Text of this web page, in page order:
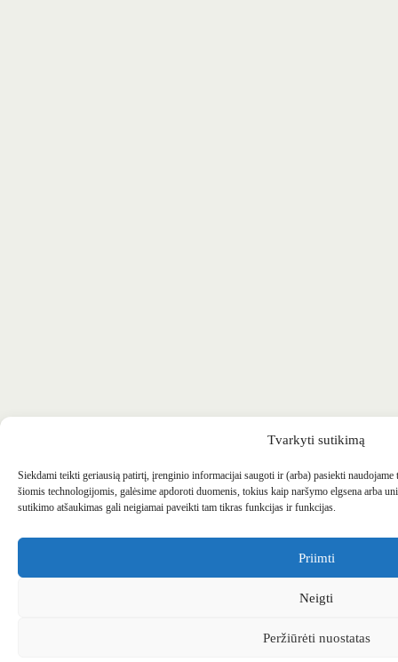
Tvarkyti sutikimą
Siekdami teikti geriausią patirtį, įrenginio informacijai saugoti ir (arba) pasiekti
šiomis technologijomis, galėsime apdoroti duomenis, tokius kaip naršymo elgsena arba
sutikimo atšaukimas gali neigiamai paveikti tam tikras funkcijas ir funkcijas.
Priimti
Neigti
Peržiūrėti nuostatas